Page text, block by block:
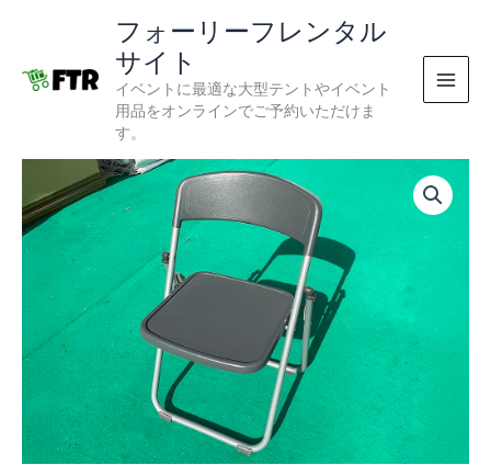
フォーリーフレンタル
サイト
イベントに最適な大型テントやイベント
用品をオンラインでご予約いただけま
す。